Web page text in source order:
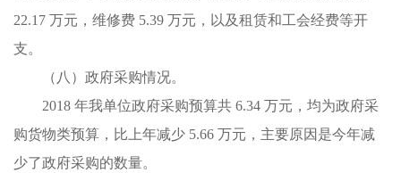
22.17 万元，维修费 5.39 万元，以及租赁和工会经费等开
支。
（八）政府采购情况。
2018 年我单位政府采购预算共 6.34 万元，均为政府采
购货物类预算，比上年减少 5.66 万元，主要原因是今年减
少了政府采购的数量。